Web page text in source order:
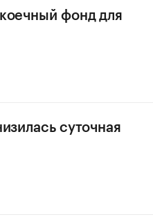
фонд для
суточная